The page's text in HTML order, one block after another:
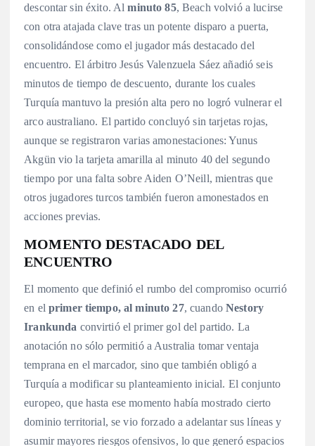
descontar sin éxito. Alminuto 85, Beach volvió a lucirse
con otra atajada clave tras un potente disparo a puerta,
consolidándose como el jugador más destacado del
encuentro. El árbitro Jesús Valenzuela Sáez añadió seis
minutos de tiempo de descuento, durante los cuales
Turquía mantuvo la presión alta pero no logró vulnerar el
arco australiano. El partido concluyó sin tarjetas rojas,
aunque se registraron varias amonestaciones: Yunus
Akgün vio la tarjeta amarilla al minuto 40 del segundo
tiempo por una falta sobre Aiden O’Neill, mientras que
otros jugadores turcos también fueron amonestados en
acciones previas.
MOMENTO DESTACADO DEL
ENCUENTRO
El momento que definió el rumbo del compromiso ocurrió
en el primer tiempo, al minuto 27, cuandoNestory
Irankunda convirtió el primer gol del partido. La
anotación no sólo permitió a Australia tomar ventaja
temprana en el marcador, sino que también obligó a
Turquía a modificar su planteamiento inicial. El conjunto
europeo, que hasta ese momento había mostrado cierto
dominio territorial, se vio forzado a adelantar sus líneas y
asumir mayores riesgos ofensivos, lo que generó espacios